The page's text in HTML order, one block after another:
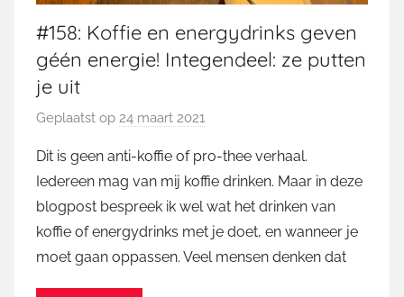
#158: Koffie en energydrinks geven
géén energie! Integendeel: ze putten
je uit
Geplaatst op 24 maart 2021
o
r
M
a
r
Dit is geen anti-koffie of pro-thee verhaal.
Iedereen mag van mij koffie drinken. Maar in deze
blogpost bespreek ik wel wat het drinken van
koffie of energydrinks met je doet, en wanneer je
moet gaan oppassen. Veel mensen denken dat